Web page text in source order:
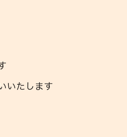
いたします